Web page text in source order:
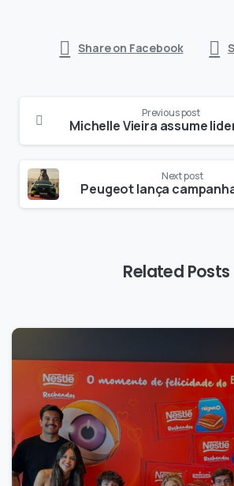
Share on Facebook
Previous post
Next post
Related Posts